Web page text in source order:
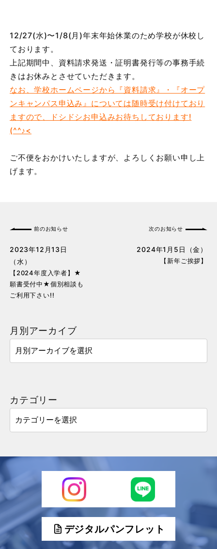
12/27(水)〜1/8(月)年末年始休業のため学校が休校し
ております。
上記期間中、資料請求発送・証明書発行等の事務手続
きはお休みとさせていただきます。
なお、学校ホームページから『資料請求』・『オープ
ンキャンパス申込み』については随時受け付けており
ますので、ドシドシお申込みお待ちしております!
(^^♪<
ご不便をおかけいたしますが、よろしくお願い申し上
げます。
前のお知らせ
2023年12月13日
（水）
【2024年度入学者】★
願書受付中★個別相談も
ご利用下さい!!
次のお知らせ
2024年1月5日（金）
【新年ご挨拶】
月別アーカイブ
カテゴリー
デジタルパンフレット